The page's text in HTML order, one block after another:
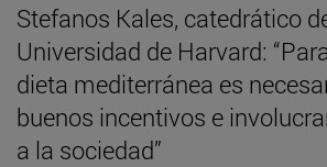
Stefanos Kales, catedrático
Universidad de Harvard:
dieta mediterránea es
buenos incentivos e
a la sociedad”